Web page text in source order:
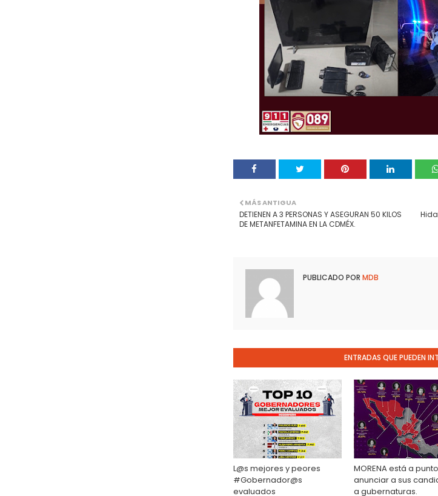
MÁS ANTIGUA
DETIENEN A 3 PERSONAS Y ASEGURAN 50 KILOS
DE METANFETAMINA EN LA CDMÉX.
PUBLICADO POR MDB
ENTRADAS QUE PUEDEN
L@s mejores y peores
#Gobernador@s
evaluados
MORENA está a
anunciar a sus
a gubernaturas.